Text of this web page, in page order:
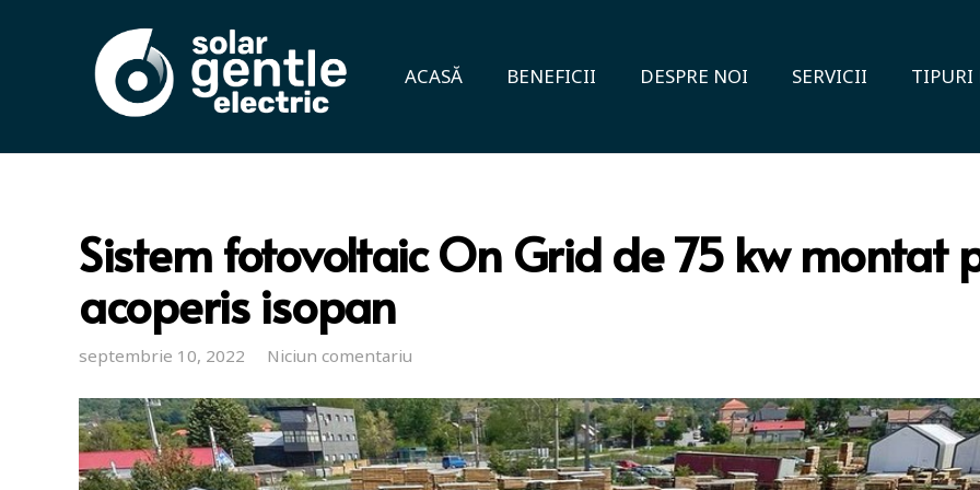
ACASĂ BENEFICII DESPRE NOI SERVICII TIPURI
Sistem fotovoltaic On Grid de 75 kw montat
acoperis isopan
septembrie 10, 2022 Niciun comentariu